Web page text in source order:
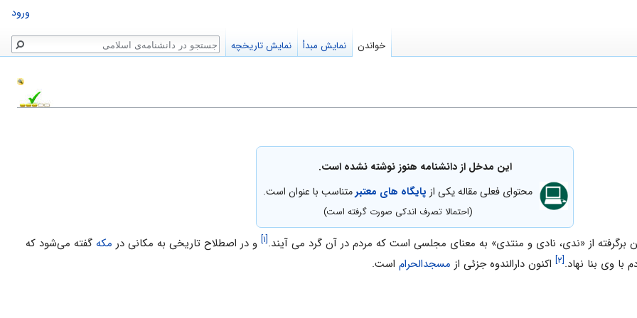
این مدخل از دانشنامه هنوز نوشته نشده است.
محتوای فعلی مقاله یکی از پایگاه های معتبرمتناسب با عنوان است.
(احتمالا تصرف اندکی صورت گرفته است)
برگرفته از «ندی، نادی و منتدی» به معنای مجلسی است که مردم در آن گرد می آیند.[۱] و در اصطلاح تاریخی به مکانی در مکه گفته می‌شود که
با وی بنا نهاد.[۲] اکنون دارالندوه جزئی از مسجدالحرام است.
ورود
خواندن نمایش مبدأ نمایش تاریخچه جستجو